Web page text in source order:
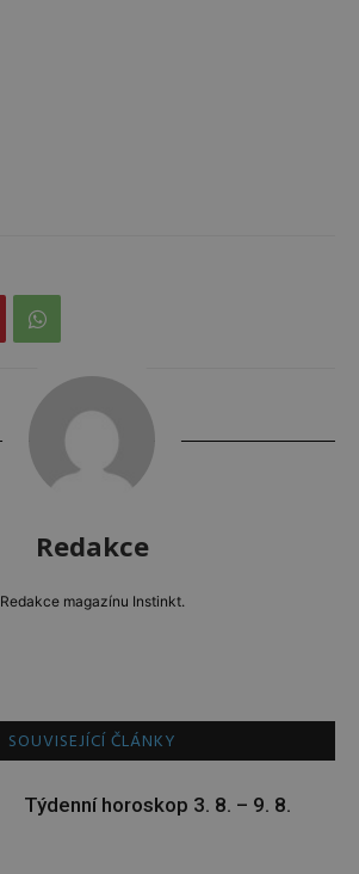
Redakce
Redakce magazínu Instinkt.
SOUVISEJÍCÍ ČLÁNKY
Týdenní horoskop 3. 8. – 9. 8.